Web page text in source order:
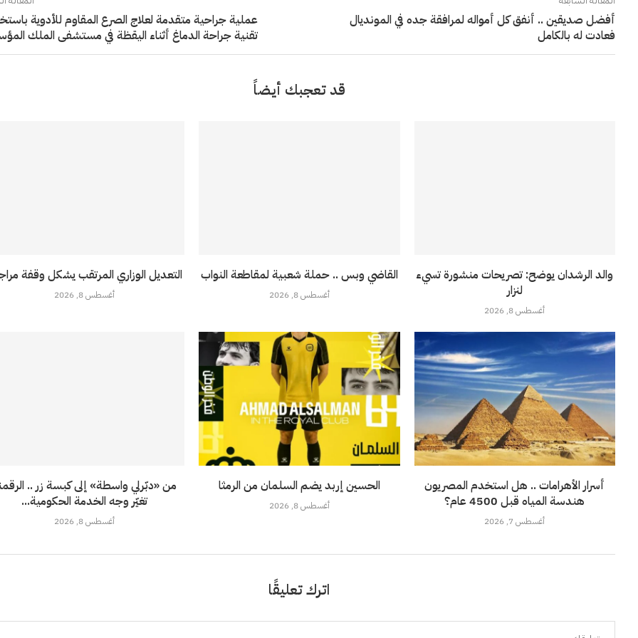
أفضل صديقين .. أنفق كل أمواله لمرافقة جده في المونديال
فعادت له بالكامل
عملية جراحية متقدمة لعلاج الصرع المقاوم للأدوية
تقنية جراحة الدماغ أثناء اليقظة في مستشفى الملك
قد تعجبك أيضاً
التعديل الوزاري المرتقب يشكل وقفة
أغسطس 8, 2026
القاضي وبس .. حملة شعبية لمقاطعة النواب
أغسطس 8, 2026
والد الرشدان يوضح: تصريحات منشورة تسيء
لنزار
أغسطس 8, 2026
من «دبّرلي واسطة» إلى كبسة زر ..
تغيّر وجه الخدمة الحكومية...
أغسطس 8, 2026
الحسين إربد يضم السلمان من الرمثا
أغسطس 8, 2026
أسرار الأهرامات .. هل استخدم المصريون
هندسة المياه قبل 4500 عام؟
أغسطس 7, 2026
اترك تعليقًا